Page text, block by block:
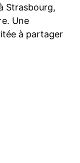
Strasbourg,
Une
à partager